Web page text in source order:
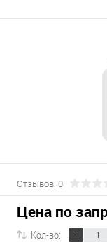
Отзывов: 0
Цена по
Кол-во: